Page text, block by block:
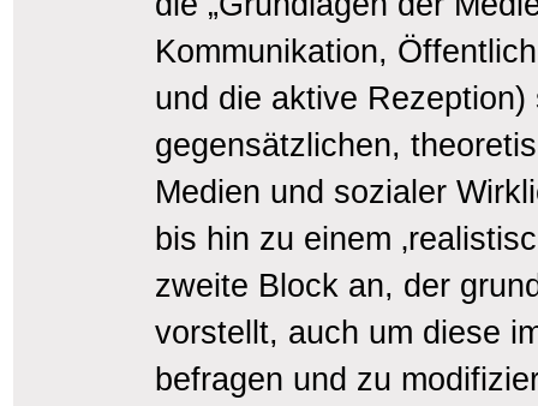
Kommunikation,
und die aktive
gegensätzlichen,
Medien und sozialer
bis hin zu einem
zweite Block an, der
vorstellt, auch um diese
befragen und zu